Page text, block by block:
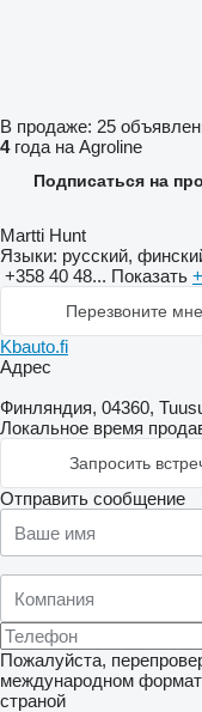
В продаже: 25
4года на Agroline
Подписаться на
Martti Hunt
Языки: русский,
+358 40 48... Показать
Перезвоните мне
Kbauto.fi
Адрес
Финляндия, 04360,
Локальное время
Запросить
Отправить сообщение
Пожалуйста,
международном
страной